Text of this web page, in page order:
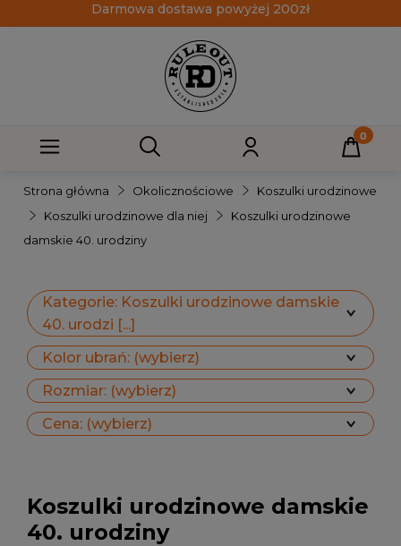
Darmowa dostawa powyżej 200zł
Strona główna Okolicznościowe
Koszulki urodzinowe
Koszulki urodzinowe dla niej
Koszulki urodzinowe
damskie 40. urodziny
Kategorie: Koszulki urodzinowe damskie
40. urodzi [...]
Kolor ubrań: (wybierz)
Rozmiar: (wybierz)
Cena: (wybierz)
Koszulki urodzinowe damskie
40. urodziny